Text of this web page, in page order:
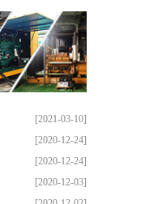
[2021-03-10]
[2020-12-24]
[2020-12-24]
[2020-12-03]